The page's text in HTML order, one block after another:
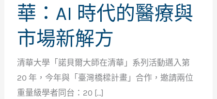
華：AI 時代的醫療與
市場新解方
清華大學「諾貝爾大師在清華」系列活動邁入第
20 年，今年與「臺灣橋樑計畫」合作，邀請兩位
重量級學者同台：20 […]